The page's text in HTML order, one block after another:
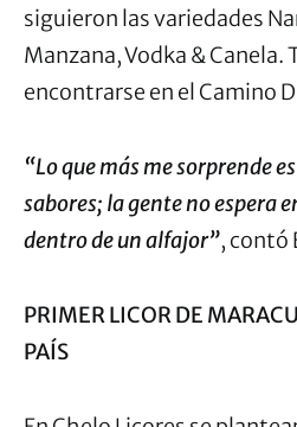
siguieron las variedades
Manzana, Vodka & Canela.
encontrarse en el Camino
“Lo que más me sorprende
sabores; la gente no espera
dentro de un alfajor”, contó
PRIMER LICOR DE
PAÍS